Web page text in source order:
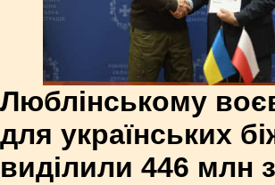
Люблінському
для українських
виділили 446 млн